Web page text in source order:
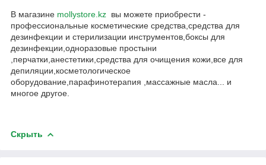
В магазине mollystore.kz вы можете приобрести -
профессиональные косметические средства,средства для
дезинфекции и стерилизации инструментов,боксы для
дезинфекции,одноразовые простыни
,перчатки,анестетики,средства для очищения кожи,все для
депиляции,косметологическое
оборудование,парафинотерапия ,массажные масла... и
многое другое.
Скрыть